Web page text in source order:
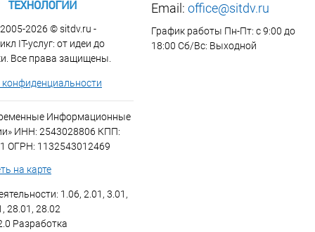
2026 © sitdv.ru -
IT-услуг: от идеи до
Все права защищены.
Информационные
ИНН: 2543028806 КПП:
ОГРН: 1132543012469
на карте
1.06, 2.01, 3.01,
28.01, 28.02
Разработка
Email: office@sitdv.ru
График работы Пн-Пт: с 9:00 до
18:00 Сб/Вс: Выходной